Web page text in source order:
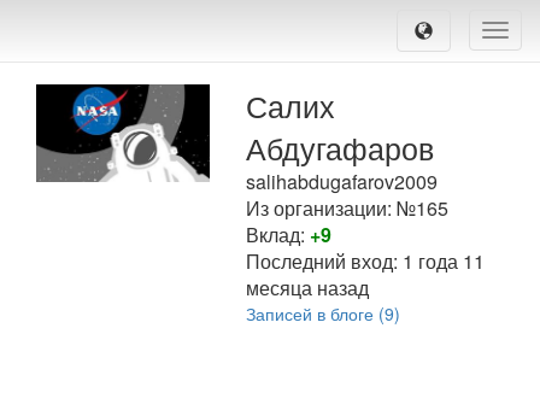
Toggle
Салих
Абдугафаров
salihabdugafarov2009
Из организации: №165
Вклад: +9
Последний вход: 1 года 11
месяца назад
Записей в блоге (9)